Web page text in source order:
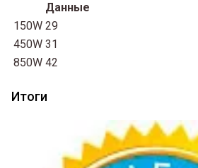
Данные
150W 29
450W 31
850W 42
Итоги